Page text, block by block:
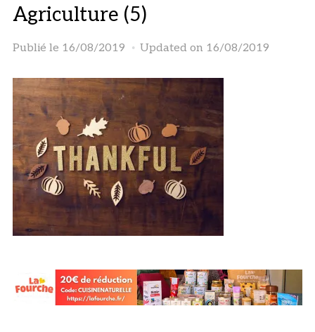
Agriculture (5)
Publié le 16/08/2019 Updated on 16/08/2019